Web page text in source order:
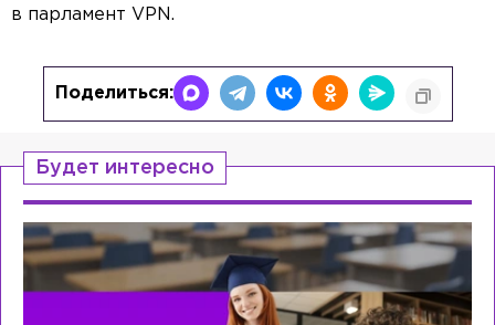
в парламент VPN.
Поделиться:
Будет интересно